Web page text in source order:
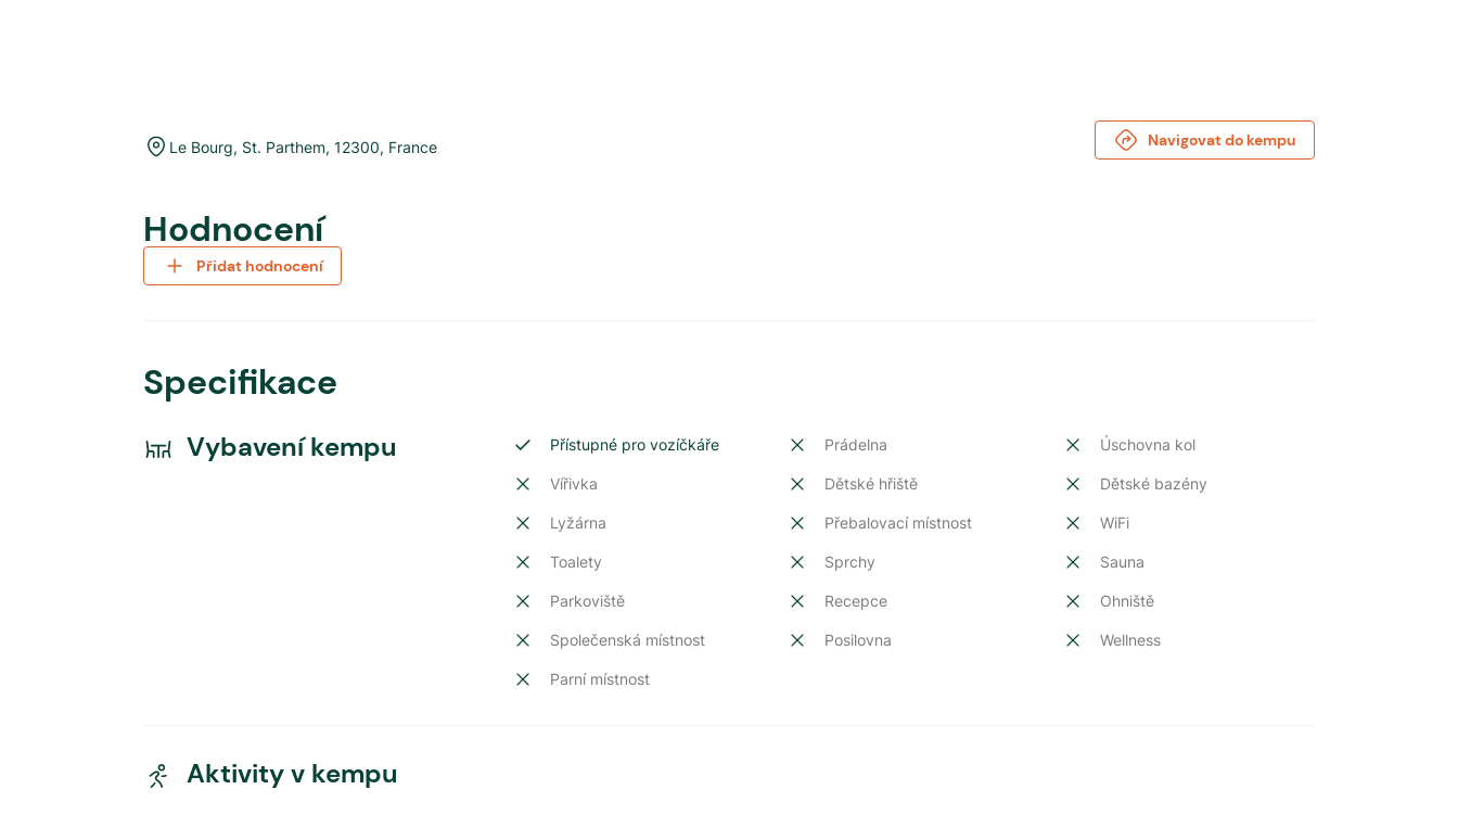
Le Bourg, St. Parthem, 12300, France Navigovat do kempu
Hodnocení
Přidat hodnocení
Specifikace
Vybavení kempu Přístupné pro vozíčkáře Prádelna Úschovna kol
Vířivka Dětské hřiště Dětské bazény
Lyžárna Přebalovací místnost WiFi
Toalety Sprchy Sauna
Parkoviště Recepce Ohniště
Společenská místnost Posilovna Wellness
Parní místnost
Aktivity v kempu